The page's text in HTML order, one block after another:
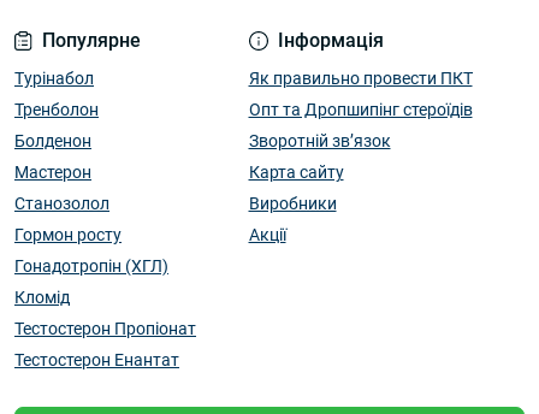
Популярне
Турінабол
Тренболон
Болденон
Мастерон
Станозолол
Гормон росту
Гонадотропін (ХГЛ)
Кломід
Тестостерон Пропіонат
Тестостерон Енантат
Інформація
Як правильно провести ПКТ
Опт та Дропшипінг стероїдів
Зворотній зв’язок
Карта сайту
Виробники
Акції